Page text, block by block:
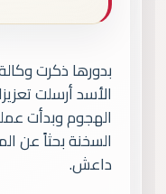
بدورها ذكرت
الأسد أرسلت
الهجوم وبدأت
السخنة بحثاً عن
داعش.